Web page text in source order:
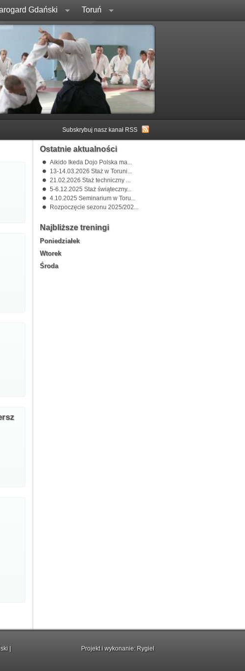
Gdański Toruń
Subskrybuj nasz kanał RSS
Ostatnie aktualności
Aikido Ikeda Dojo Polska ma...
13-14.03.2026 Staż w Toruni...
21.02.2026 Staż techniczny ...
5-6.12.2025 Staż świąteczny...
4.10.2025 Seminarium w Toru...
Rozpoczęcie sezonu 2025/202...
Najbliższe treningi
Poniedziałek
Wtorek
Środa
|
Projekt i wykonanie: Rygiel